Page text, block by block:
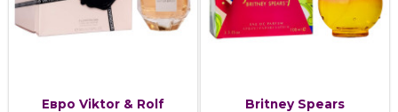
Евро Viktor & Rolf
Britney Spears